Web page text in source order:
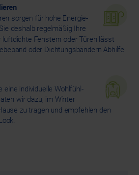
sorgen für hohe Energie­
deshalb regelmäßig Ihre
luftdichte Fenstern oder Türen lässt
oder Dichtungs­bändern Abhilfe
eine individuelle Wohlfühl­
wir dazu, im Winter
zu tragen und empfehlen den